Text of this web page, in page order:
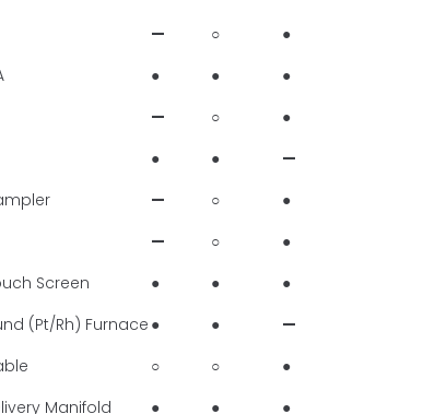
— ○
●
● ●
●
— ○
●
● ●
—
— ○
●
— ○
●
Screen
● ●
●
(Pt/Rh) Furnace ● ●
—
○ ○
●
Manifold
● ● ●